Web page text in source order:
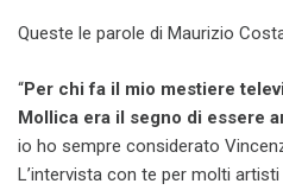
Queste le parole di Maurizio
“Per chi fa il mio mestiere
Mollica era il segno di essere
io ho sempre considerato
L’intervista con te per molti